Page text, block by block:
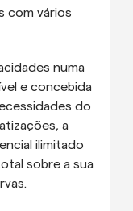
com vários
numa
e concebida
do
a
ilimitado
sobre a sua